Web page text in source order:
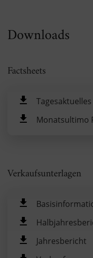
Downloads
Factsheets
Monatsultimo
Verkaufsunterlagen
Jahresbericht